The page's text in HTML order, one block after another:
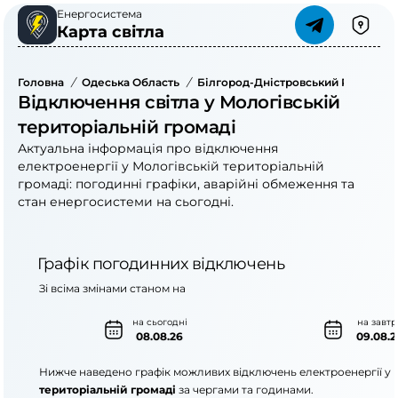
Енергосистема
Карта світла
Головна / Одеська Область / Білгород-Дністровський Район
Відключення світла у Мологівській
територіальній громаді
Актуальна інформація про відключення
електроенергії у Мологівській територіальній
громаді: погодинні графіки, аварійні обмеження та
стан енергосистеми на сьогодні.
Графік погодинних відключень
на сьогодні
08.08.26
на
Зі всіма змінами станом на
Нижче наведено графік можливих відключень електроенергії у
територіальній громаді за чергами та годинами.